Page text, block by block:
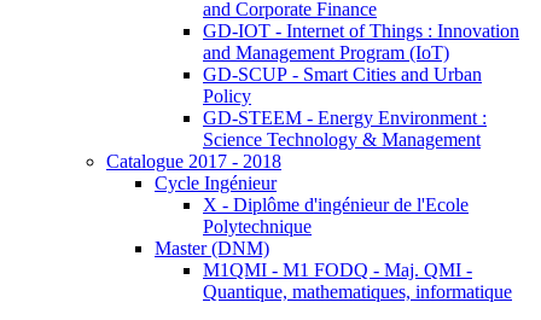
and Corporate Finance
GD-IOT - Internet of Things : Innovation
and Management Program (IoT)
GD-SCUP - Smart Cities and Urban
Policy
GD-STEEM - Energy Environment :
Science Technology & Management
Catalogue 2017 - 2018
Cycle Ingénieur
X - Diplôme d'ingénieur de l'Ecole
Polytechnique
Master (DNM)
M1QMI - M1 FODQ - Maj. QMI -
Quantique, mathematiques, informatique